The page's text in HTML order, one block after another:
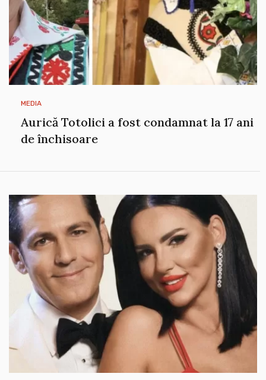
MEDIA
Aurică Totolici a fost condamnat la 17 ani
de închisoare